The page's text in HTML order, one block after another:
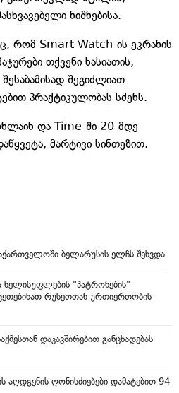
ნიშნებისა.
რომ Smart Watch-ის ეკრანის
თქვენი ხასიათის,
შეგიძლიათ
პრაქტიკულობას სძენს.
და Time-ში 20-მდე
მარტივი სინთეზით.
ბელარუსის ელჩს შეხვდა
ხელისუფლების "პატრონების"
რუსეთთან ურთიერთობის
დაკავშირებით განცხადებას
აღდგენის ღონისძიებები დამატებით 94